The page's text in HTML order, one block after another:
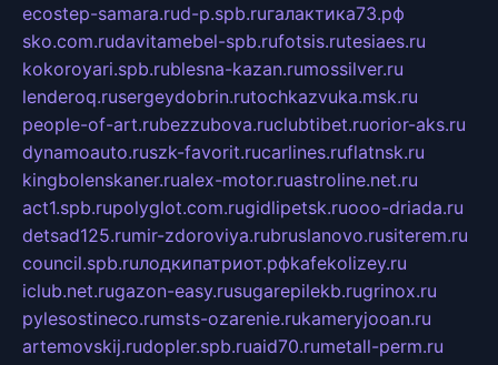
ecostep-samara.rud-p.spb.ruгалактика73.рф
sko.com.rudavitamebel-spb.rufotsis.rutesiaes.ru
kokoroyari.spb.rublesna-kazan.rumossilver.ru
lenderoq.rusergeydobrin.rutochkazvuka.msk.ru
people-of-art.rubezzubova.ruclubtibet.ruorior-aks.ru
dynamoauto.ruszk-favorit.rucarlines.ruflatnsk.ru
kingbolenskaner.rualex-motor.ruastroline.net.ru
act1.spb.rupolyglot.com.rugidlipetsk.ruooo-driada.ru
detsad125.rumir-zdoroviya.rubruslanovo.rusiterem.ru
council.spb.ruлодкипатриот.рфkafekolizey.ru
iclub.net.rugazon-easy.rusugarepilekb.rugrinox.ru
pylesostineco.rumsts-ozarenie.rukameryjooan.ru
artemovskij.rudopler.spb.ruaid70.rumetall-perm.ru